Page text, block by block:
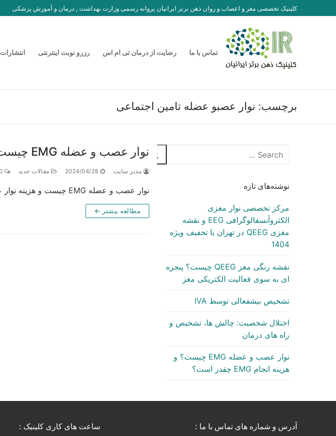
به
کلینیک تخصصی مغز و اعصاب و روان ذهن برتر ایرانیان پروانه رسمی وزارت بهداشت , درمان و آموزش پزشکی
انتشارات رزرو نوبت اینترنتی رضایت از درمان تی ام اس تماس با ما
برچسب: نوار عصبو عضله تامین اجتماعی
نوار عصب و عضله EMG چیست؟ و هزینه انجام EMG چقدر است؟
مدیر سایت 2024/04/28 مقالات جدید
نوار عصب و عضله EMG چیست و هزینه نوار عصب و عضله چقدر است؟ توجه : هزینه نوار عصب و عضله غرب تهران با…
مطالعه بیشتر ←
جستجو
نوشته‌های تازه
مرکز تخصصی نوار مغزی
الکتروآنسفالوگرافی EEG و نقشه
مغزی QEEG در تهران با تخفیف ویژه
1404
نقشه رنگی مغز QEEG چیست؟ پنجره
ای به سوی فعالیت الکتریکی مغز
تشخیص بیشفعالی توسط IVA
اختلال شخصیت: چالش ها، تشخیص و
راه های درمان
نوار عصب و عضله EMG چیست؟ و
هزینه انجام EMG چقدر است؟
آدرس و شماره های تماس با ما : ساعت های کاری کلینیک :